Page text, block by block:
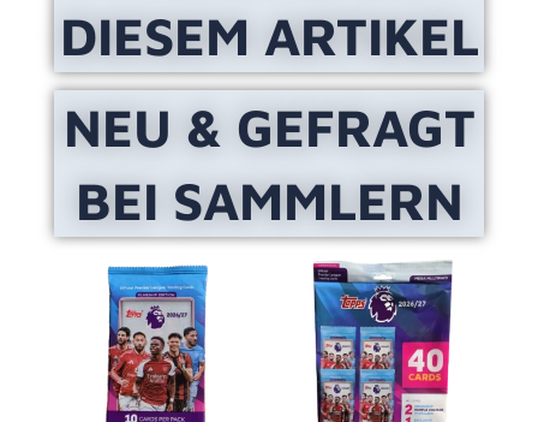
DIESEM ARTIKEL
NEU & GEFRAGT
BEI SAMMLERN